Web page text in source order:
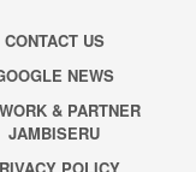
CONTACT US
NEWS
& PARTNER
JAMBISERU